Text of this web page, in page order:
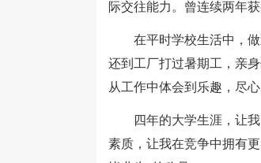
际交往能力。曾连续两年
在平时学校生活中，做
还到工厂打过暑期工，亲
从工作中体会到乐趣，尽心
四年的大学生涯，让我
素质，让我在竞争中拥有